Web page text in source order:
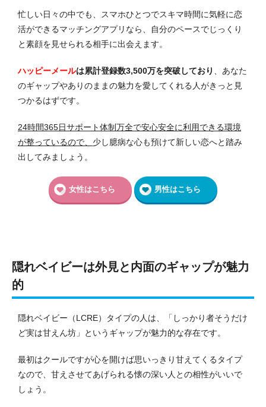
忙しい日々の中でも、スマホひとつでスキマ時間に気軽に恋
活ができるマッチングアプリなら、自分のペースでじっくり
と素顔を見せられる相手に出会えます。
ハッピーメールは累計登録数3,500万を突破しており
、あなた
のギャップやありのままの魅力を愛してくれる人がきっと見
つかるはずです。
24時間365日サポート体制万全で安心安全に利用できる環境
が整っているので、 少し臆病な心も預けて新しい恋へと踏み
出してみましょう。
女性はこちら 男性はこちら
隠れベイビーは外見と内面のギャップが魅力
的
隠れベイビー（LCRE）タイプの人は、「しっかり者そうだけ
ど実は甘えん坊」というギャップが魅力的な存在です。
最初はクールですが心を開けば思いっきり甘えてくるタイプ
なので、甘えさせてあげられる懐の深い人との相性がいいで
しょう。